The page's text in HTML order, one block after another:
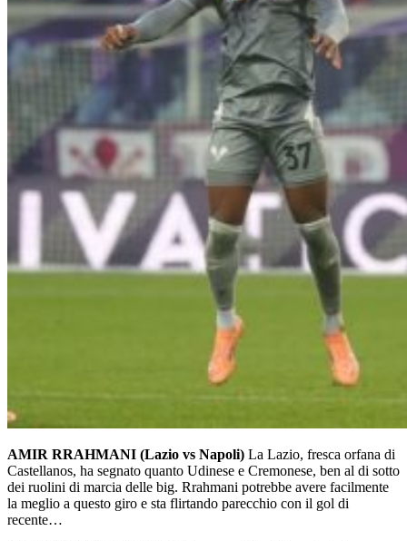
AMIR RRAHMANI (Lazio vs Napoli) La Lazio, fresca orfana di
Castellanos, ha segnato quanto Udinese e Cremonese, ben al di sotto
dei ruolini di marcia delle big. Rrahmani potrebbe avere facilmente
la meglio a questo giro e sta flirtando parecchio con il gol di
recente…